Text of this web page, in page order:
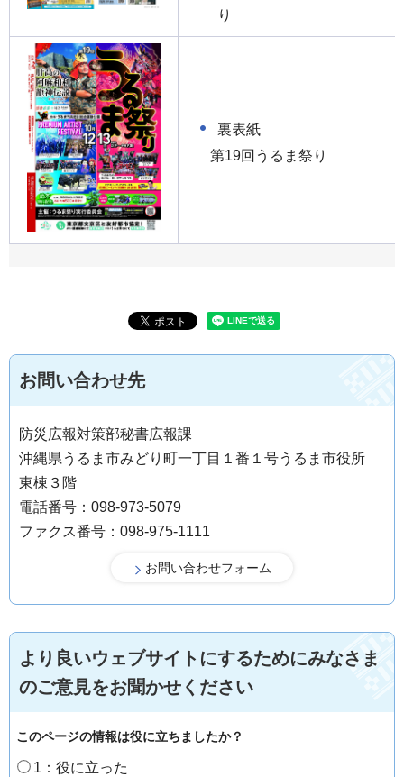
り
裏表紙
第19回うるま祭り
お問い合わせ先
防災広報対策部秘書広報課
沖縄県うるま市みどり町一丁目１番１号うるま市役所
東棟３階
電話番号：098-973-5079
ファクス番号：098-975-1111
より良いウェブサイトにするためにみなさま
のご意見をお聞かせください
このページの情報は役に立ちましたか？
1：役に立った